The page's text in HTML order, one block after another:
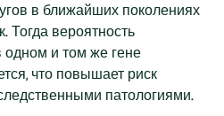
в ближайших поколениях
Тогда вероятность
одном и том же гене
что повышает риск
патологиями.